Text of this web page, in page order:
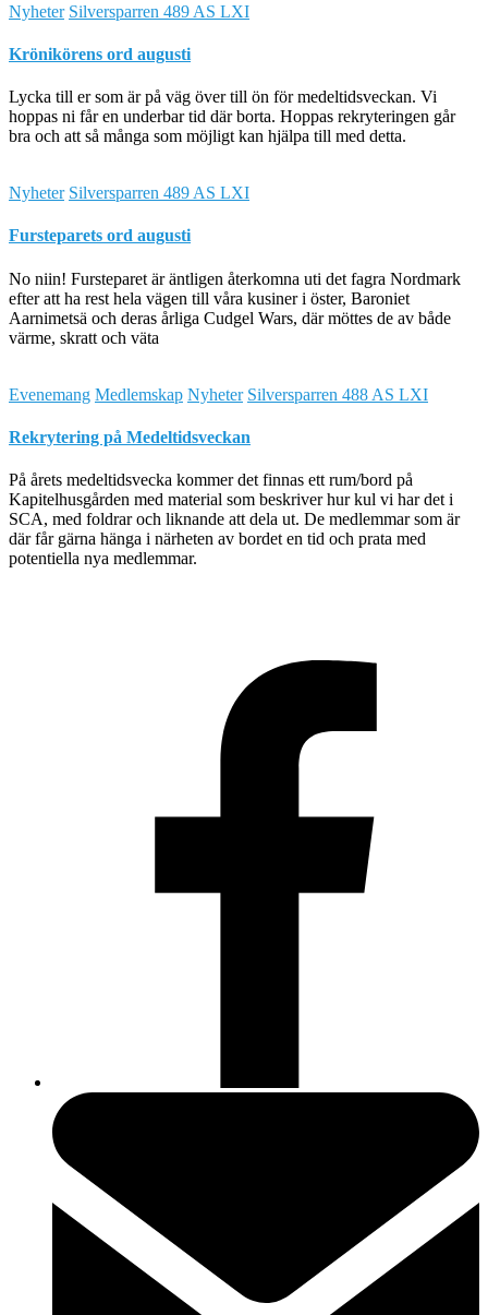
Nyheter Silversparren 489 AS LXI
Krönikörens ord augusti
Lycka till er som är på väg över till ön för medeltidsveckan. Vi
hoppas ni får en underbar tid där borta. Hoppas rekryteringen går
bra och att så många som möjligt kan hjälpa till med detta.
Nyheter Silversparren 489 AS LXI
Fursteparets ord augusti
No niin! Fursteparet är äntligen återkomna uti det fagra Nordmark
efter att ha rest hela vägen till våra kusiner i öster, Baroniet
Aarnimetsä och deras årliga Cudgel Wars, där möttes de av både
värme, skratt och väta
Evenemang Medlemskap Nyheter Silversparren 488 AS LXI
Rekrytering på Medeltidsveckan
På årets medeltidsvecka kommer det finnas ett rum/bord på
Kapitelhusgården med material som beskriver hur kul vi har det i
SCA, med foldrar och liknande att dela ut. De medlemmar som är
där får gärna hänga i närheten av bordet en tid och prata med
potentiella nya medlemmar.